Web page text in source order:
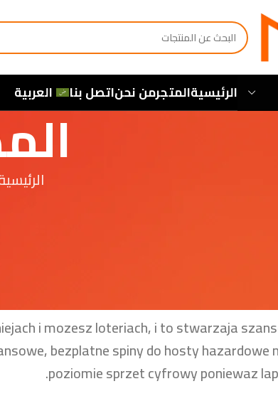
الرئيسيةالمتجرمن نحناتصل بنا العربية
i mozesz loteriach, i to stwarzaja
bezplatne spiny do hosty
poziomie sprzet cyfrowy poniewaz